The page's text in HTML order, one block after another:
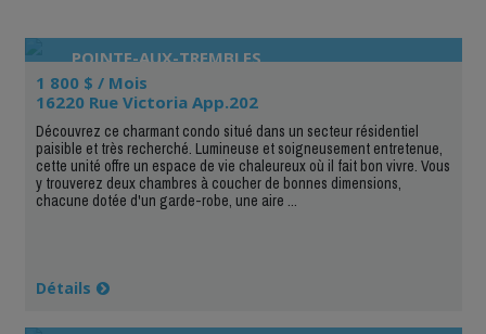
POINTE-AUX-TREMBLES
1 800 $ / Mois
16220 Rue Victoria App.202
Découvrez ce charmant condo situé dans un secteur résidentiel
paisible et très recherché. Lumineuse et soigneusement entretenue,
cette unité offre un espace de vie chaleureux où il fait bon vivre. Vous
y trouverez deux chambres à coucher de bonnes dimensions,
chacune dotée d'un garde-robe, une aire ...
Détails